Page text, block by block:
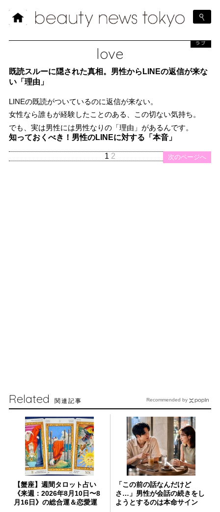
love
ラブ
既読スルーに隠された真相。男性からLINEの返信が来な
い「理由」
LINEの既読がついているのに返信が来ない。
女性なら誰もが経験したことのある、この切ない気持ち。
でも、実は男性には男性なりの「理由」があるんです。
知っておくべき！男性のLINEに対する「本音」
次のページへ
1 2
Related 関連記事
【蟹座】週間タロット占い
《来週：2026年8月10日〜8
月16日》の総合運＆恋愛運
「この前の話なんだけど
さ…」男性が会話の続きをし
ようとするのは本命サイン
Recommended by